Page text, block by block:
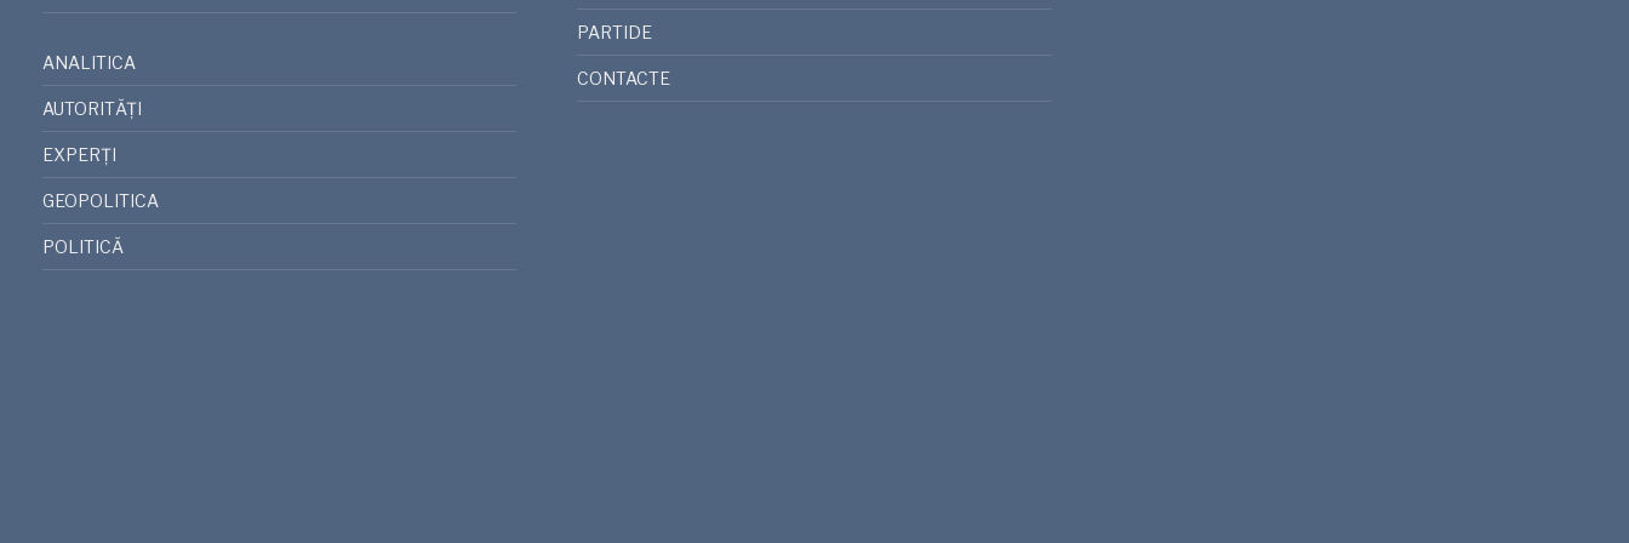
ANALITICA
AUTORITĂȚI
EXPERȚI
GEOPOLITICA
POLITICĂ
PARTIDE
CONTACTE